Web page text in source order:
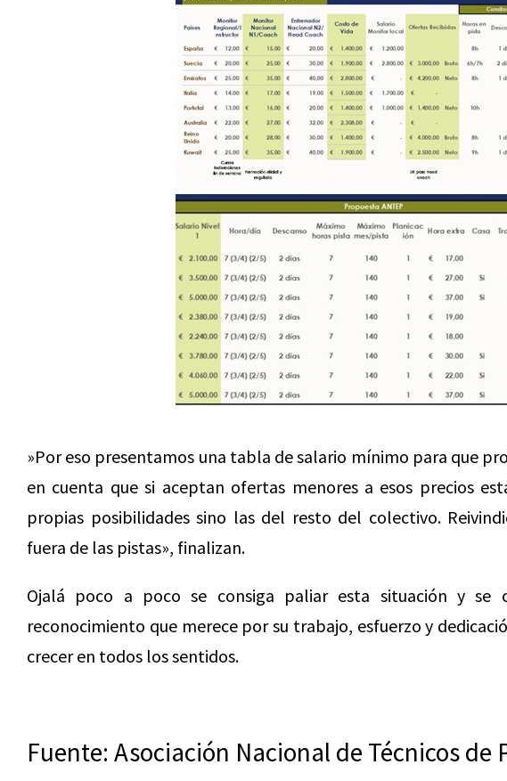
»Por eso presentamos una tabla de salario mínimo para que
en cuenta que si aceptan ofertas menores a esos precios
propias posibilidades sino las del resto del colectivo.
fuera de las pistas», finalizan.
Ojalá poco a poco se consiga paliar esta situación y se
reconocimiento que merece por su trabajo, esfuerzo y
crecer en todos los sentidos.
Fuente: Asociación Nacional de Técnicos de